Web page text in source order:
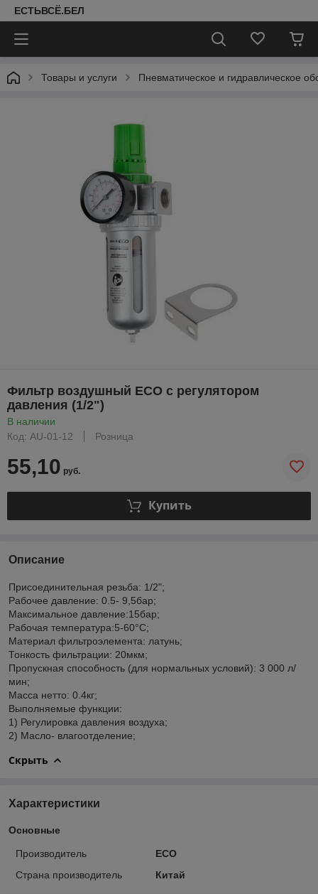
ЕСТЬВСЁ.БЕЛ
Товары и услуги Пневматическое и гидравлическое
Фильтр воздушный ECO с регулятором
давления (1/2")
В наличии
Код: AU-01-12
Розница
55,10 руб.
Купить
Описание
Присоединительная резьба: 1/2";
Рабочее давление: 0.5- 9,5бар;
Максимальное давление:15бар;
Рабочая температура:5-60°C;
Материал фильтроэлемента: латунь;
Тонкость фильтрации: 20мкм;
Пропускная способность (для нормальныx условий): 3 000 л/
мин;
Масса нетто: 0.4кг;
Выполняемые функции:
1) Регулировка давления воздуха;
2) Масло- влагоотделение;
Скрыть
Характеристики
Основные
Производитель
ECO
Страна производитель
Китай